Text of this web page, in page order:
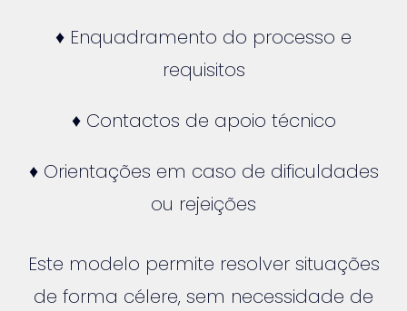
♦ Enquadramento do processo e
requisitos
♦ Contactos de apoio técnico
♦ Orientações em caso de dificuldades
ou rejeições
Este modelo permite resolver situações
de forma célere, sem necessidade de